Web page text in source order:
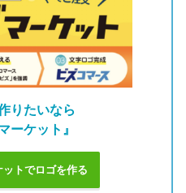
りたいなら
ーケット』
トでロゴを作る